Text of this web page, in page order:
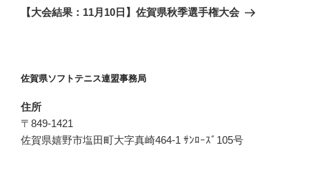
ー
の
【大会結果：11月10日】佐賀県秋季選手権大会
佐賀県ソフトテニス連盟事務局
住所
〒849-1421
佐賀県嬉野市塩田町大字真崎464-1 ｻﾝﾛｰｽﾞ105号